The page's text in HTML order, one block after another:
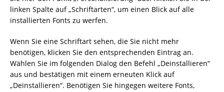
linken Spalte auf „Schriftarten“, um einen Blick auf alle
installierten Fonts zu werfen.
Wenn Sie eine Schriftart sehen, die Sie nicht mehr
benötigen, klicken Sie den entsprechenden Eintrag an.
Wählen Sie im folgenden Dialog den Befehl „Deinstallieren“
aus und bestätigen mit einem erneuten Klick auf
„Deinstallieren“. Benötigen Sie hingegen weitere Fonts,